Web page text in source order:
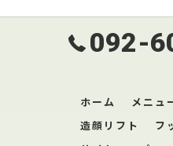
092-
ホーム メニュ
造顔リフト
フ